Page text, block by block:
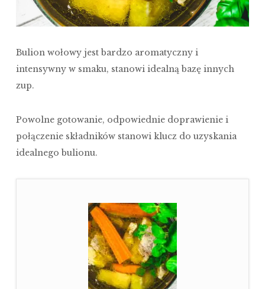
Bulion wołowy jest bardzo aromatyczny i
intensywny w smaku, stanowi idealną bazę innych
zup.
Powolne gotowanie, odpowiednie doprawienie i
połączenie składników stanowi klucz do uzyskania
idealnego bulionu.